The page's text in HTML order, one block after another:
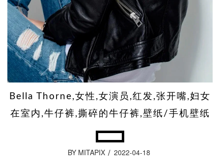
Bella Thorne,女性,女演员,红发,张开嘴,妇女
在室内,牛仔裤,撕碎的牛仔裤,壁纸/手机壁纸
BY MITAPIX 2022-04-18